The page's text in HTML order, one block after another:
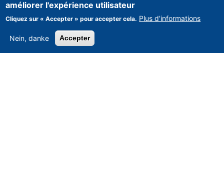
améliorer l'expérience utilisateur
Cliquez sur « Accepter » pour accepter cela. Plus d'informations
Nein, danke Accepter